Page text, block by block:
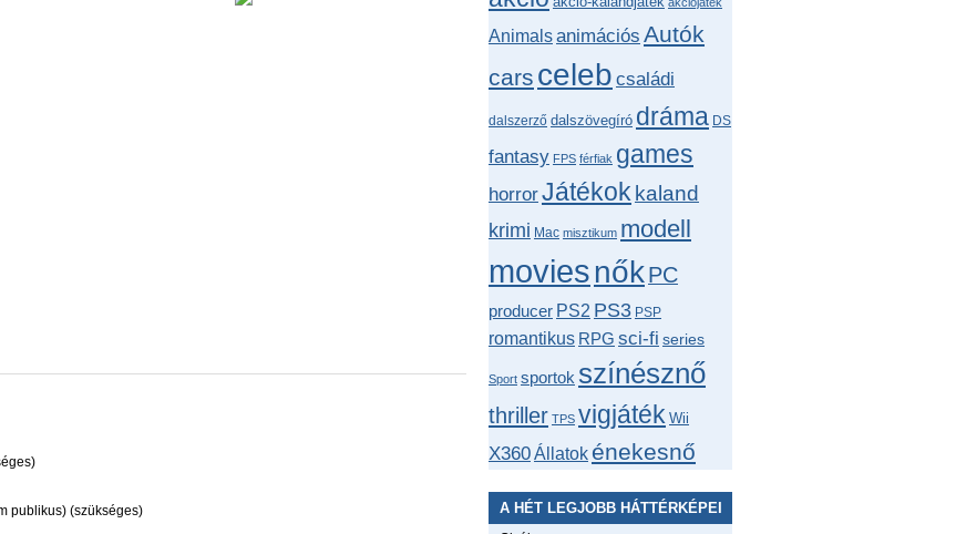
publikus) (szükséges)
Animalsanimációs Autók
cars celeb családi
dalszerző dalszövegíró dráma DS
fantasy FPS férfiak games
horrorJátékok kaland
krimi Mac misztikum modell
moviesnőkPC
producer PS2 PS3 PSP
romantikus RPG sci-fi series
Sport sportok színésznő
thriller TPS vigjáték Wii
X360Állatok énekesnő
A HÉT LEGJOBB HÁTTÉRKÉPEI